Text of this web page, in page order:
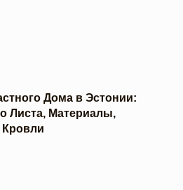
Дома в Эстонии:
Листа, Материалы,